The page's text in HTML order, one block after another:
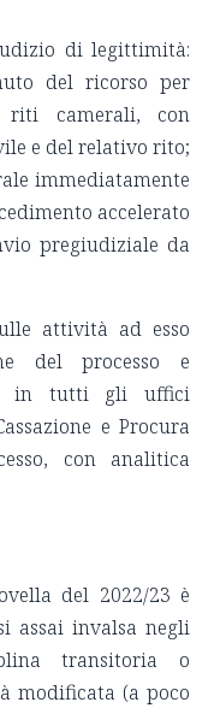
di legittimità:
del ricorso per
riti camerali, con
e del relativo rito;
immediatamente
accelerato
pregiudiziale da
attività ad esso
del processo e
in tutti gli uffici
e Procura
con analitica
del 2022/23 è
assai invalsa negli
transitoria o
modificata (a poco